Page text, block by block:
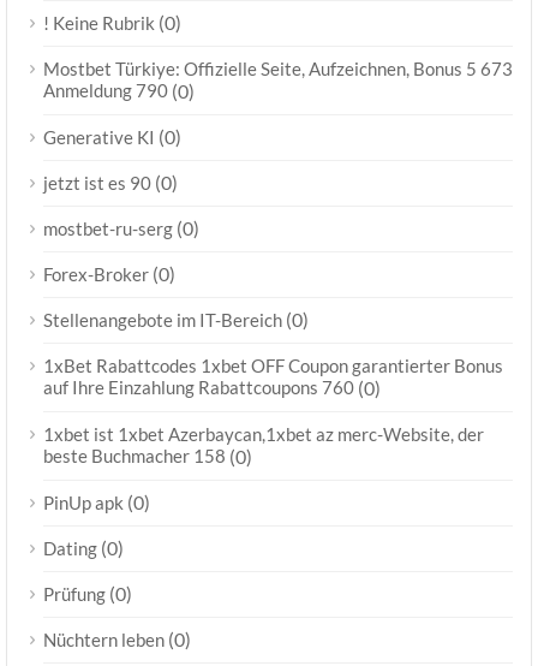
! Keine Rubrik (0)
Mostbet Türkiye: Offizielle Seite, Aufzeichnen, Bonus 5 673
Anmeldung 790 (0)
Generative KI (0)
jetzt ist es 90 (0)
mostbet-ru-serg (0)
Forex-Broker (0)
Stellenangebote im IT-Bereich (0)
1xBet Rabattcodes 1xbet OFF Coupon garantierter Bonus
auf Ihre Einzahlung Rabattcoupons 760 (0)
1xbet ist 1xbet Azerbaycan,1xbet az merc-Website, der
beste Buchmacher 158 (0)
PinUp apk (0)
Dating (0)
Prüfung (0)
Nüchtern leben (0)